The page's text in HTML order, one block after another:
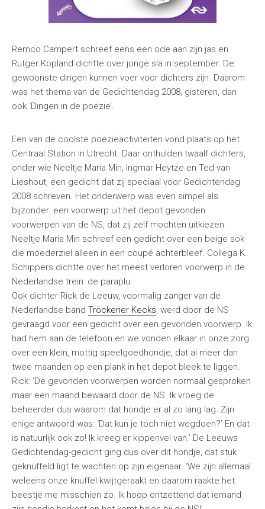
Remco Campert schreef eens een ode aan zijn jas en
Rutger Kopland dichtte over jonge sla in september. De
gewoonste dingen kunnen voer voor dichters zijn. Daarom
was het thema van de Gedichtendag 2008, gisteren, dan
ook ‘Dingen in de poëzie’.
Een van de coolste poëzieactiviteiten vond plaats op het
Centraal Station in Utrecht. Daar onthulden twaalf dichters,
onder wie Neeltje Maria Min, Ingmar Heytze en Ted van
Lieshout, een gedicht dat zij speciaal voor Gedichtendag
2008 schreven. Het onderwerp was even simpel als
bijzonder: een voorwerp uit het depot gevonden
voorwerpen van de NS, dat zij zelf mochten uitkiezen.
Neeltje Maria Min schreef een gedicht over een beige sok
die moederziel alleen in een coupé achterbleef. Collega K.
Schippers dichtte over het meest verloren voorwerp in de
Nederlandse trein: de paraplu.
Ook dichter Rick de Leeuw, voormalig zanger van de
Nederlandse band Tröckener Kecks, werd door de NS
gevraagd voor een gedicht over een gevonden voorwerp. Ik
had hem aan de telefoon en we vonden elkaar in onze zorg
over een klein, mottig speelgoedhondje, dat al meer dan
twee maanden op een plank in het depot bleek te liggen.
Rick: ‘De gevonden voorwerpen worden normaal gesproken
maar een maand bewaard door de NS. Ik vroeg de
beheerder dus waarom dat hondje er al zo lang lag. Zijn
enige antwoord was: ‘Dat kun je toch niet wegdoen?’ En dat
is natuurlijk ook zo! Ik kreeg er kippenvel van.’ De Leeuws
Gedichtendag-gedicht ging dus over dit hondje, dat stuk
geknuffeld ligt te wachten op zijn eigenaar. ‘We zijn allemaal
weleens onze knuffel kwijtgeraakt en daarom raakte het
beestje me misschien zo. Ik hoop ontzettend dat iemand